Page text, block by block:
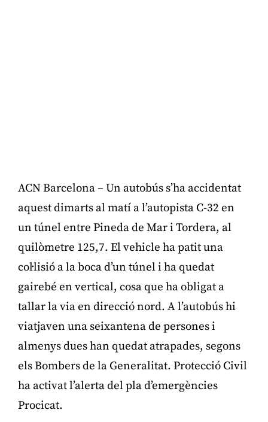
ACN Barcelona – Un autobús s’ha accidentat
aquest dimarts al matí a l’autopista C-32 en
un túnel entre Pineda de Mar i Tordera, al
quilòmetre 125,7. El vehicle ha patit una
col·lisió a la boca d’un túnel i ha quedat
gairebé en vertical, cosa que ha obligat a
tallar la via en direcció nord. A l’autobús hi
viatjaven una seixantena de persones i
almenys dues han quedat atrapades, segons
els Bombers de la Generalitat. Protecció Civil
ha activat l’alerta del pla d’emergències
Procicat.